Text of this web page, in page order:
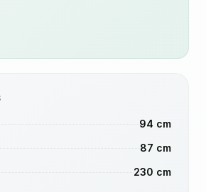
94 cm
87 cm
230 cm